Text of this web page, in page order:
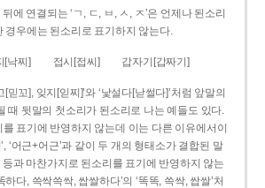
뒤에 연결되는 ‘ㄱ, ㄷ, ㅂ, ㅅ, ㅈ’은 언제나 된소리
경우에는 된소리로 표기하지 않는다.
[낙찌] 접시[접씨] 갑자기[갑짜기]
[믿꼬], 잊지[읻찌]’와 ‘낯설다[낟썰다]’처럼 앞말의
때 뒷말의 첫소리가 된소리로 나는 예들도 있다.
표기에 반영하지 않는데 이는 다른 이유에서이
‘어근+어근’과 같이 두 개의 형태소가 결합된 말
등과 마찬가지로 된소리를 표기에 반영하지 않는
하다, 쓱싹쓱싹, 쌉쌀하다’의 ‘똑똑, 쓱싹, 쌉쌀’처